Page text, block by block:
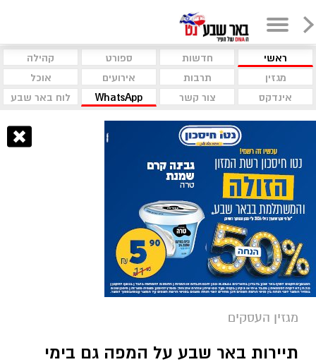
ראשי חדשות ספורט
קהילה
מגזין
תרבות אירועים
אוכל
אינדקס
צור קשר WhatsApp לוח באר שבע
מגזין העסקים
תיירות באר שבע על המפה גם בימי